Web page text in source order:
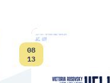
Date:
08
13